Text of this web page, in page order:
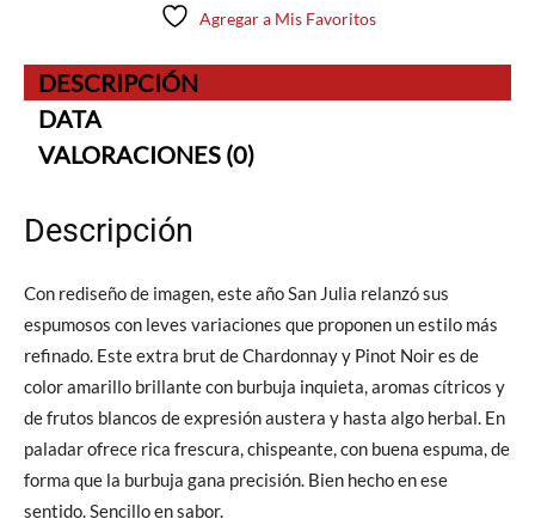
Agregar a Mis Favoritos
DESCRIPCIÓN
DATA
VALORACIONES (0)
Descripción
Con rediseño de imagen, este año San Julia relanzó sus
espumosos con leves variaciones que proponen un estilo más
refinado. Este extra brut de Chardonnay y Pinot Noir es de
color amarillo brillante con burbuja inquieta, aromas cítricos y
de frutos blancos de expresión austera y hasta algo herbal. En
paladar ofrece rica frescura, chispeante, con buena espuma, de
forma que la burbuja gana precisión. Bien hecho en ese
sentido. Sencillo en sabor.